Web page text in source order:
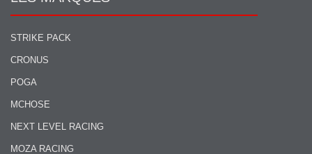
STRIKE PACK
CRONUS
POGA
MCHOSE
NEXT LEVEL RACING
MOZA RACING